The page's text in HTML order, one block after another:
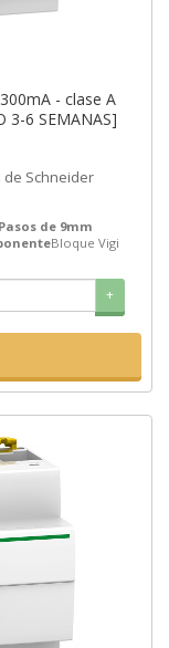
- clase A
3-6 SEMANAS]
Pasos de 9mm
Bloque Vigi
+